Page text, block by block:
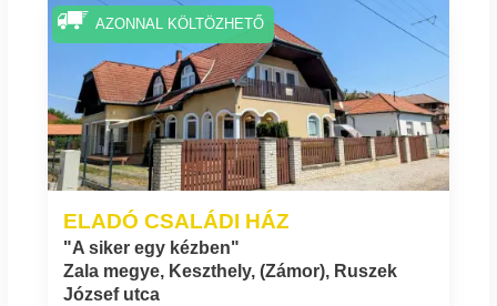
ELADÓ CSALÁDI HÁZ
"A siker egy kézben"
Zala megye, Keszthely, (Zámor), Ruszek
József utca
AZONNAL KÖLTÖZHETŐ